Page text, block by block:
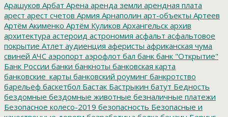
Арашуков Арбат Арена аренда земли арендная плата
арест арест счетов Армия Арнаполин арт-объекты Артеев
Артём Акименко Артём Куликов Архангельск архив
архитектура астероид астрономия асфальт асфальтовое
покрытие Атлет аудиенция аферисты африканская чума
свиней АЧС аэропорт аэрофлот бал банк банк "Открытие"
Банк России банки банкноты банковская карта
банковские_карты банковский роуминг банкротство
барельеф баскетбол Бастак Бастрыкин батут Бедность
бездомные бездомные животные безналичные платежи
Безопасное колесо-2019 безопасность Безопасные и